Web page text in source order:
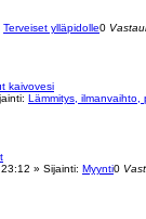
Terveiset ylläpidolle0
kaivovesi
Lämmitys, ilmanvaihto,
» Sijainti: Myynti0